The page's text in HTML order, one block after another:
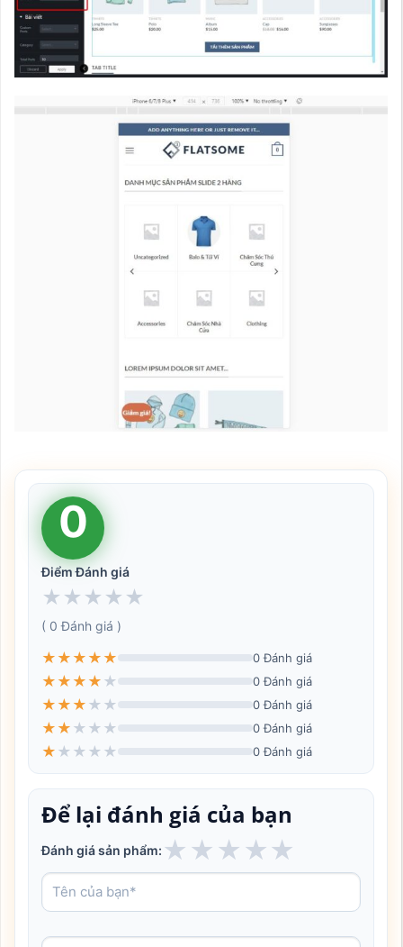
0
Điểm Đánh giá
★ ★ ★ ★ ★
( 0 Đánh giá )
★ ★ ★ ★ ★ 0 Đánh giá
★ ★ ★ ★ ★ 0 Đánh giá
★ ★ ★ ★ ★ 0 Đánh giá
★ ★ ★ ★ ★ 0 Đánh giá
★ ★ ★ ★ ★ 0 Đánh giá
Để lại đánh giá của bạn
Đánh giá sản phẩm: ★ ★ ★ ★★